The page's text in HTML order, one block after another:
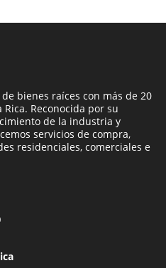
bienes raíces con más de 20
Reconocida por su
de la industria y
servicios de compra,
residenciales, comerciales e